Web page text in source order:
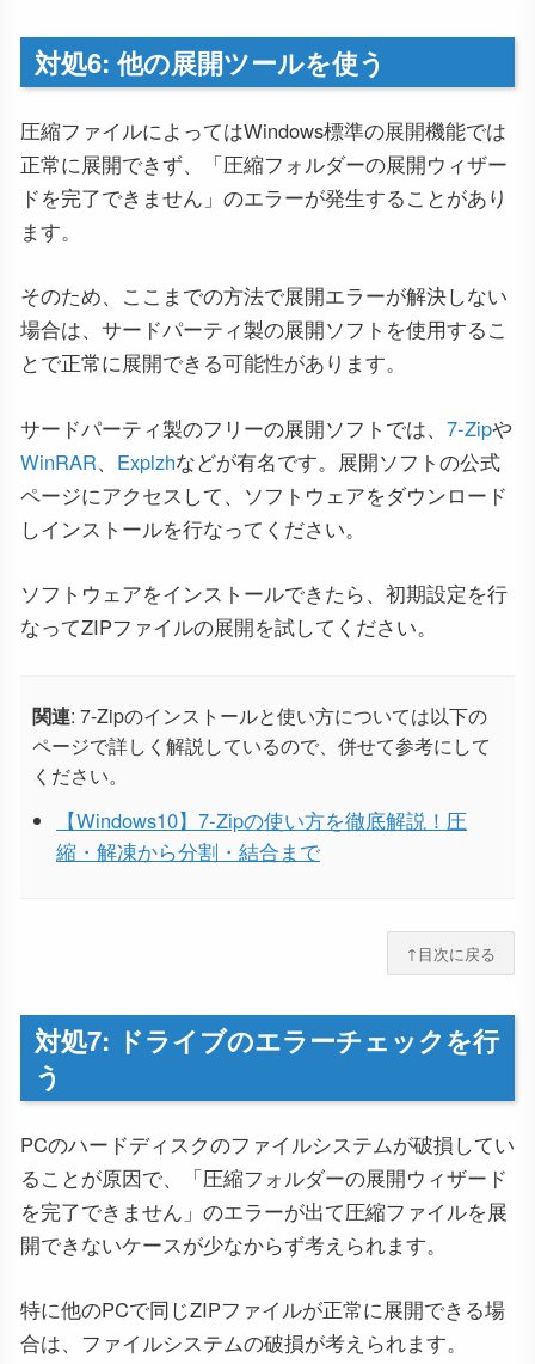
対処6: 他の展開ツールを使う
圧縮ファイルによってはWindows標準の展開機能では
正常に展開できず、「圧縮フォルダーの展開ウィザー
ドを完了できません」のエラーが発生することがあり
ます。
そのため、ここまでの方法で展開エラーが解決しない
場合は、サードパーティ製の展開ソフトを使用するこ
とで正常に展開できる可能性があります。
サードパーティ製のフリーの展開ソフトでは、 7-Zipや
WinRAR、 Explzhなどが有名です。展開ソフトの公式
ページにアクセスして、ソフトウェアをダウンロード
しインストールを行なってください。
ソフトウェアをインストールできたら、初期設定を行
なってZIPファイルの展開を試してください。
関連: 7-Zipのインストールと使い方については以下の
ページで詳しく解説しているので、併せて参考にして
ください。
【Windows10】7-Zipの使い方を徹底解説！圧
縮・解凍から分割・結合まで
↑目次に戻る
対処7: ドライブのエラーチェックを行
う
PCのハードディスクのファイルシステムが破損してい
ることが原因で、「圧縮フォルダーの展開ウィザード
を完了できません」のエラーが出て圧縮ファイルを展
開できないケースが少なからず考えられます。
特に他のPCで同じZIPファイルが正常に展開できる場
合は、ファイルシステムの破損が考えられます。